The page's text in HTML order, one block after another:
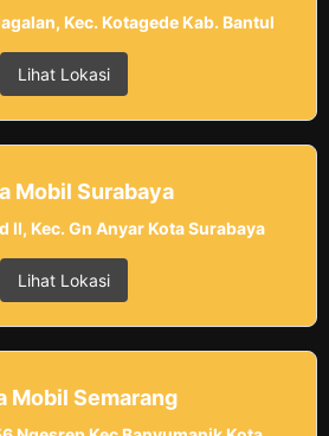
Kec. Kotagede Kab. Bantul
Lihat Lokasi
Mobil Surabaya
II, Kec. Gn Anyar Kota Surabaya
Lihat Lokasi
Mobil Semarang